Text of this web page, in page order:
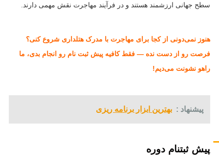
سطح جهانی ارزشمند هستند و در فرآیند مهاجرت نقش مهمی دارند.
هنوز نمی‌دونی از کجا برای مهاجرت با مدرک هتلداری شروع کنی؟
فرصت رو از دست نده — فقط کافیه پیش ثبت نام رو انجام بدی، ما
راهو نشونت می‌دیم!
پیشنهاد : بهترین ابزار برنامه ریزی
پیش ثبتنام دوره